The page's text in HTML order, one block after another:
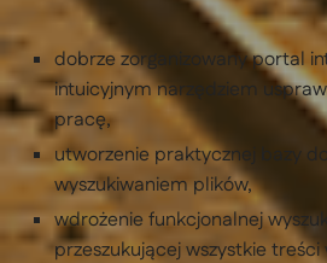
dobrze zorganizowany portal
intuicyjnym narzędziem
pracę,
utworzenie praktycznej bazy
wyszukiwaniem plików,
wdrożenie funkcjonalnej
przeszukującej wszystkie